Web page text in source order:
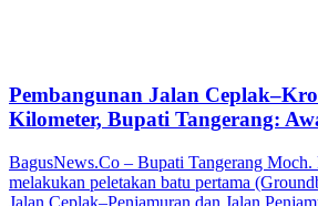
Pembangunan Jalan
Kilometer, Bupati Tangerang:
BagusNews.Co – Bupati Tangerang Moch.
melakukan peletakan batu pertama
Jalan Ceplak–Penjamuran dan Jalan